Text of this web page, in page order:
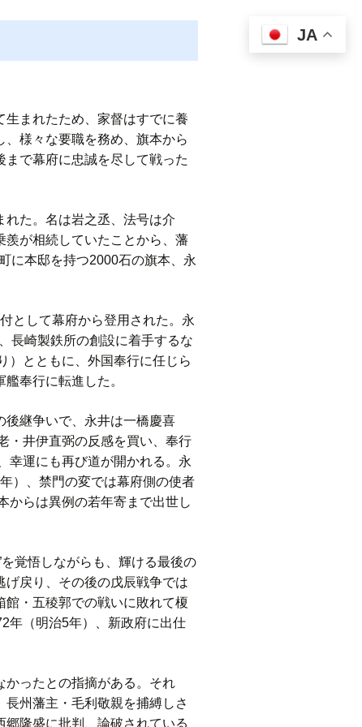
まれたため、家督はすでに養
様々な要職を務め、旗本から
で幕府に忠誠を尽して戦った
た。名は岩之丞、法号は介
が相続していたことから、藩
に本邸を持つ2000石の旗本、永
として幕府から登用された。永
長崎製鉄所の創設に着手するな
）とともに、外国奉行に任じら
奉行に転進した。
継争いで、永井は一橋慶喜
・井伊直弼の反感を買い、奉行
幸運にも再び道が開かれる。永
）、禁門の変では幕府側の使者
からは異例の若年寄まで出世し
覚悟しながらも、輝ける最後の
戻り、その後の戊辰戦争では
・五稜郭での戦いに敗れて榎
年（明治5年）、新政府に出仕
ったとの指摘がある。それ
州藩主・毛利敬親を捕縛しさ
隆盛に批判、論破されている
JA